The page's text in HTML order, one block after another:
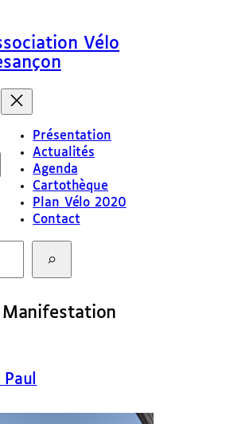
Vélo
Présentation
Actualités
Agenda
Cartothèque
Plan Vélo 2020
Contact
Manifestation